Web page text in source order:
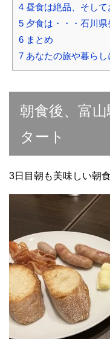
4昼食は絶品、そして
5夕食は・・・石川県
6まとめ
7あなたの旅や暮らし
朝食後、富
タート
3日目朝も美味しい朝